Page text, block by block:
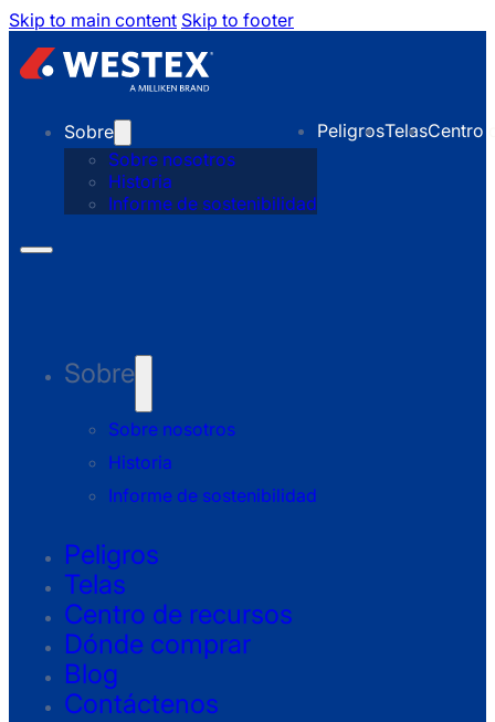
Skip to main content Skip to footer
Sobre
Sobre nosotros
Historia
Informe de sostenibilidad
PeligrosTelasCentro
Sobre
Sobre nosotros
Historia
Informe de sostenibilidad
Peligros
Telas
Centro de recursos
Dónde comprar
Blog
Contáctenos